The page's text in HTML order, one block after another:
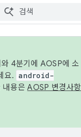
4분기에 AOSP에 소
요. android-
내용은AOSP 변경사항